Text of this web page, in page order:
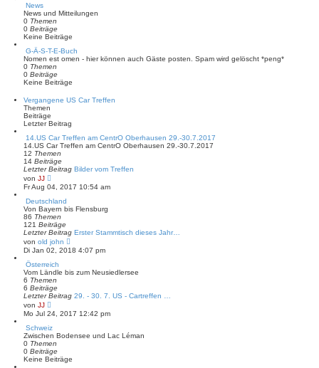
News
News und Mitteilungen
0 Themen
0 Beiträge
Keine Beiträge
G-Ä-S-T-E-Buch
Nomen est omen - hier können auch Gäste posten. Spam wird gelöscht *peng*
0 Themen
0 Beiträge
Keine Beiträge
Vergangene US Car Treffen
Themen
Beiträge
Letzter Beitrag
14.US Car Treffen am CentrO Oberhausen 29.-30.7.2017
14.US Car Treffen am CentrO Oberhausen 29.-30.7.2017
12 Themen
14 Beiträge
Letzter Beitrag Bilder vom Treffen
von JJ
e
u
e
s
t
e
r
B
e
i
t
r
a
g
Fr Aug 04, 2017 10:54 am
Deutschland
Von Bayern bis Flensburg
86 Themen
121 Beiträge
Letzter Beitrag Erster Stammtisch dieses Jahr…
von old john
e
u
s
r
B
e
i
r
Di Jan 02, 2018 4:07 pm
Österreich
Vom Ländle bis zum Neusiedlersee
6 Themen
6 Beiträge
Letzter Beitrag 29. - 30. 7. US - Cartreffen …
von JJ
e
u
e
s
t
e
r
Mo Jul 24, 2017 12:42 pm
Schweiz
Zwischen Bodensee und Lac Léman
0 Themen
0 Beiträge
Keine Beiträge